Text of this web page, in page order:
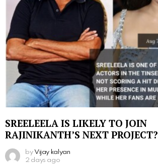
SREELEELA IS LIKELY TO JOIN
RAJINIKANTH’S NEXT PROJECT?
by Vijay kalyan
2 days ago